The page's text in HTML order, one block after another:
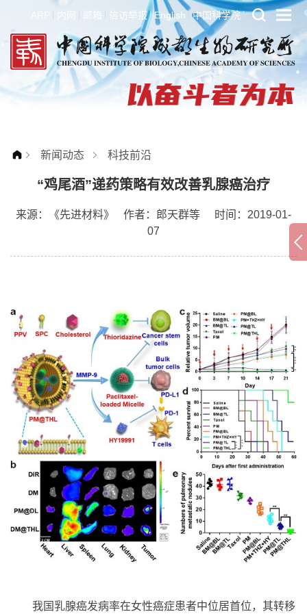
ARP 内网 邮箱 信访举报 English 中国科学院
新闻动态 科技前沿
“鸡尾酒”递药策略有效改善乳腺癌治疗
来源： 《先进材料》 作者： 郎天群等
时间：2019-01-
07
我国乳腺癌发病率在女性癌症患者中位居首位，其转移